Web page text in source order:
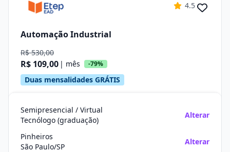
4.5
Automação Industrial
R$ 530,00
R$ 109,00 | mês -79%
Duas mensalidades GRÁTIS
Semipresencial / Virtual
Tecnólogo (graduação)
Alterar
Pinheiros
São Paulo/SP
Alterar